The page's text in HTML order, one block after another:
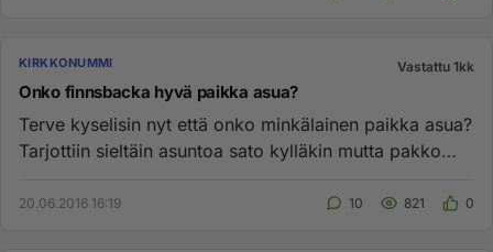
KIRKKONUMMI Vastattu 1kk
Onko finnsbacka hyvä paikka asua?
Terve kyselisin nyt että onko minkälainen paikka asua?
Tarjottiin sieltäin asuntoa sato kylläkin mutta pakko
20.06.2016 16:19 10 821 0